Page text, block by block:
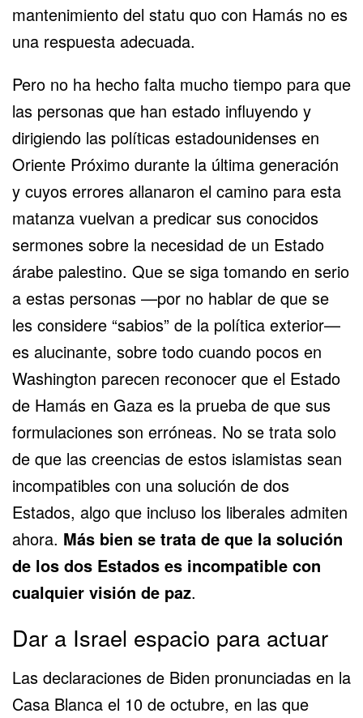
mantenimiento del statu quo con Hamás no es
una respuesta adecuada.
Pero no ha hecho falta mucho tiempo para que
las personas que han estado influyendo y
dirigiendo las políticas estadounidenses en
Oriente Próximo durante la última generación
y cuyos errores allanaron el camino para esta
matanza vuelvan a predicar sus conocidos
sermones sobre la necesidad de un Estado
árabe palestino. Que se siga tomando en serio
a estas personas —por no hablar de que se
les considere “sabios” de la política exterior—
es alucinante, sobre todo cuando pocos en
Washington parecen reconocer que el Estado
de Hamás en Gaza es la prueba de que sus
formulaciones son erróneas. No se trata solo
de que las creencias de estos islamistas sean
incompatibles con una solución de dos
Estados, algo que incluso los liberales admiten
ahora. Más bien se trata de que la solución
de los dos Estados es incompatible con
cualquier visión de paz.
Dar a Israel espacio para actuar
Las declaraciones de Biden pronunciadas en la
Casa Blanca el 10 de octubre, en las que